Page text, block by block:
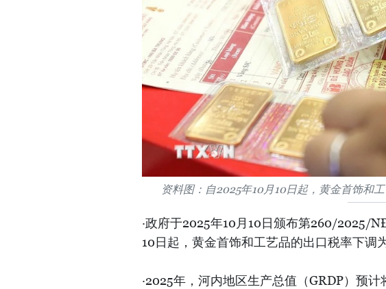
资料图：自2025年10月10日起，黄金首饰和
·政府于2025年10月10日颁布第260/2025/
10日起，黄金首饰和工艺品的出口税率下调
·2025年，河内地区生产总值（GRDP）预